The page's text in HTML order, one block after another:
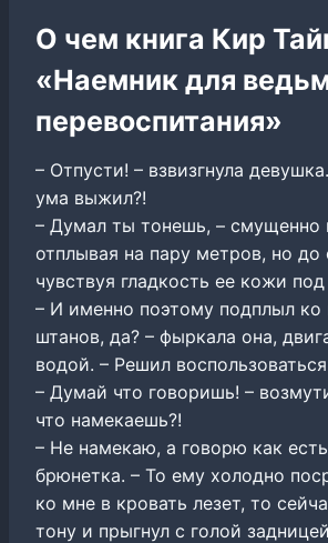
О чем книга Кир
«Наемник для
перевоспитания»
– Отпусти! – взвизгнула
ума выжил?!
– Думал ты тонешь, – смущенно
отплывая на пару метров, но до
чувствуя гладкость ее кожи
– И именно поэтому подплыл ко
штанов, да? – фыркала она,
водой. – Решил
– Думай что говоришь! –
что намекаешь?!
– Не намекаю, а говорю как
брюнетка. – То ему холодно
ко мне в кровать лезет, то
тону и прыгнул с голой